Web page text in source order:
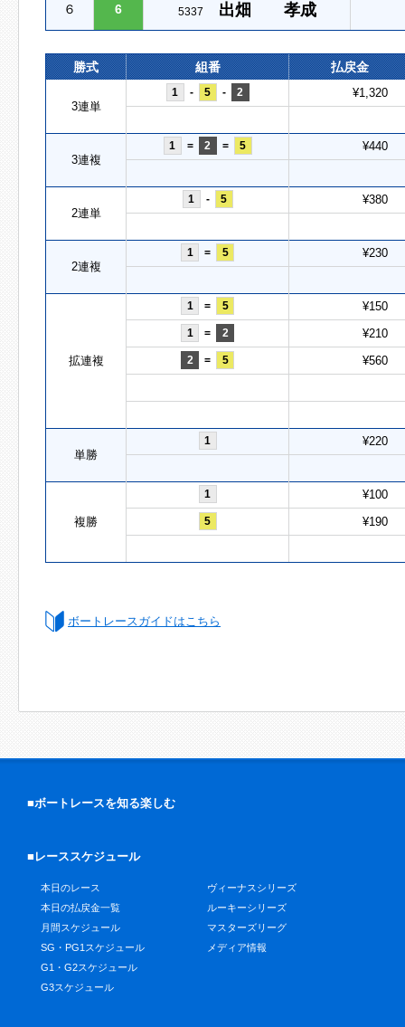
６ 6 5337 出畑 孝成
勝式 組番 払戻金
3連単
1 - 5 - 2 ¥1,320
3連複
1 = 2 = 5 ¥440
2連単
1 - 5 ¥380
2連複
1 = 5 ¥230
拡連複
1 = 5 ¥150
1 = 2 ¥210
2 = 5 ¥560
単勝
1 ¥220
複勝
1 ¥100
5 ¥190
ボートレースガイドはこちら
■ボートレースを知る楽しむ
■レーススケジュール
本日のレース
本日の払戻金一覧
月間スケジュール
SG・PG1スケジュール
G1・G2スケジュール
G3スケジュール
ヴィーナスシリーズ
ルーキーシリーズ
マスターズリーグ
メディア情報